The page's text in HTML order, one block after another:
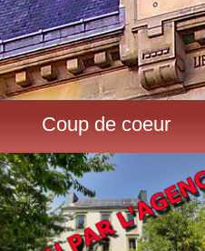
Coup de coeur